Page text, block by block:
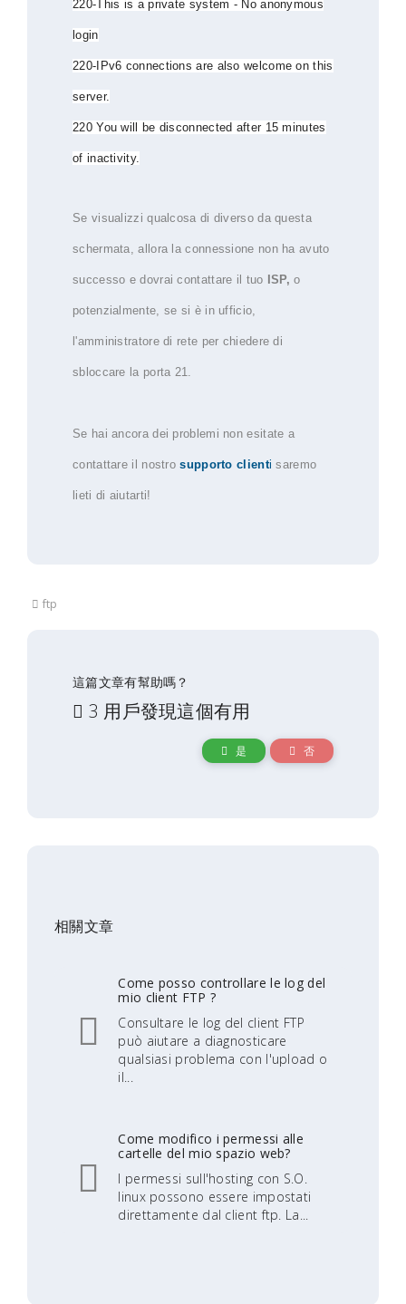
220-This is a private system - No anonymous
login
220-IPv6 connections are also welcome on this
server.
220 You will be disconnected after 15 minutes
of inactivity.
Se visualizzi qualcosa di diverso da questa
schermata, allora la connessione non ha avuto
successo e dovrai contattare il tuo ISP, o
potenzialmente, se si è in ufficio,
l'amministratore di rete per chiedere di
sbloccare la porta 21.
Se hai ancora dei problemi non esitate a
contattare il nostrosupporto clienti saremo
lieti di aiutarti!
ftp
這篇文章有幫助嗎？
3 用戶發現這個有用
是 否
相關文章
Come posso controllare le log del
mio client FTP ?
Consultare le log del client FTP
può aiutare a diagnosticare
qualsiasi problema con l'upload o
il...
Come modifico i permessi alle
cartelle del mio spazio web?
I permessi sull'hosting con S.O.
linux possono essere impostati
direttamente dal client ftp. La...